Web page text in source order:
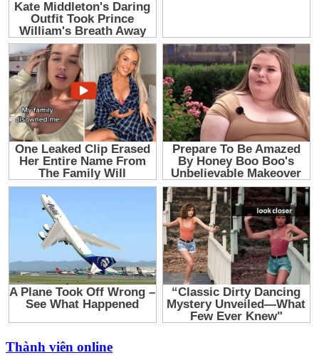
Thành viên online